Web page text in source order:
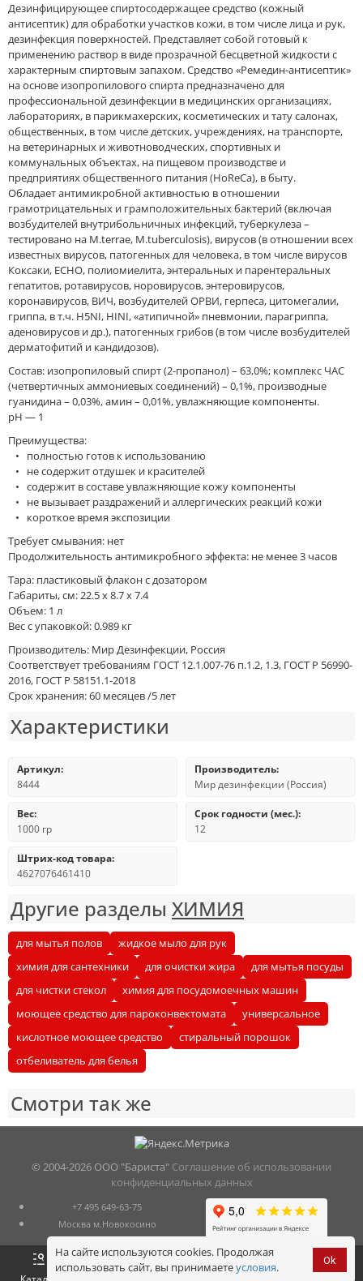
Дезинфицирующее спиртосодержащее средство (кожный
антисептик) для обработки участков кожи, в том числе лица и рук,
дезинфекция поверхностей. Представляет собой готовый к
применению раствор в виде прозрачной бесцветной жидкости с
характерным спиртовым запахом. Средство «Ремедин-антисептик»
на основе изопропилового спирта предназначено для
профессиональной дезинфекции в медицинских организациях,
лабораториях, в парикмахерских, косметических и тату салонах,
общественных, в том числе детских, учреждениях, на транспорте,
на ветеринарных и животноводческих, спортивных и
коммунальных объектах, на пищевом производстве и
предприятиях общественного питания (HoReCa), в быту.
Обладает антимикробной активностью в отношении
грамотрицательных и грамположительных бактерий (включая
возбудителей внутрибольничных инфекций, туберкулеза –
тестировано на М.terrae, M.tuberculosis), вирусов (в отношении всех
известных вирусов, патогенных для человека, в том числе вирусов
Коксаки, ЕСНО, полиомиелита, энтеральных и парентеральных
гепатитов, ротавирусов, норовирусов, энтеровирусов,
коронавирусов, ВИЧ, возбудителей ОРВИ, герпеса, цитомегалии,
гриппа, в т.ч. H5NI, HINI, «атипичной» пневмонии, парагриппа,
аденовирусов и др.), патогенных грибов (в том числе возбудителей
дерматофитий и кандидозов).
Состав: изопропиловый спирт (2-пропанол) – 63,0%; комплекс ЧАС
(четвертичных аммониевых соединений) – 0,1%, производные
гуанидина – 0,03%, амин – 0,01%, увлажняющие компоненты.
pH — 1
Преимущества:
• полностью готов к использованию
• не содержит отдушек и красителей
• содержит в составе увлажняющие кожу компоненты
• не вызывает раздражений и аллергических реакций кожи
• короткое время экспозиции
Требует смывания: нет
Продолжительность антимикробного эффекта: не менее 3 часов
Тара: пластиковый флакон с дозатором
Габариты, см: 22.5 x 8.7 x 7.4
Объем: 1 л
Вес с упаковкой: 0.989 кг
Производитель: Мир Дезинфекции, Россия
Соответствует требованиям ГОСТ 12.1.007-76 п.1.2, 1.3, ГОСТ Р 56990-
2016, ГОСТ Р 58151.1-2018
Срок хранения: 60 месяцев /5 лет
Характеристики
Артикул:
8444
Производитель:
Мир дезинфекции (Россия)
Вес:
1000 гр
Срок годности (мес.):
12
Штрих-код товара:
4627076461410
Другие разделы ХИМИЯ
для мытья полов
жидкое мыло для рук
химия для сантехники
для очистки жира
для мытья посуды
для чистки стекол
химия для посудомоечных машин
моющее средство для пароконвектомата
универсальное
кислотное моющее средство
стиральный порошок
отбеливатель для белья
Смотри так же
© 2004-2026 ООО "Бариста" Соглашение об использовании
конфиденциальных данных
Корзина
Оформить
+7 495 649-63-75
Москва м.Новокосино
На сайте используются cookies. Продолжая
использовать сайт, вы принимаетеусловия. Ok